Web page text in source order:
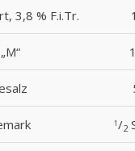
3,8 % F.i.Tr.
1/2